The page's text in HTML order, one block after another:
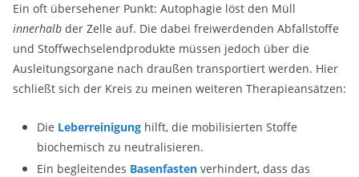
Ein oft übersehener Punkt: Autophagie löst den Müll
innerhalb der Zelle auf. Die dabei freiwerdenden Abfallstoffe
und Stoffwechselendprodukte müssen jedoch über die
Ausleitungsorgane nach draußen transportiert werden. Hier
schließt sich der Kreis zu meinen weiteren Therapieansätzen:
Die Leberreinigung hilft, die mobilisierten Stoffe
biochemisch zu neutralisieren.
Ein begleitendes Basenfasten verhindert, dass das